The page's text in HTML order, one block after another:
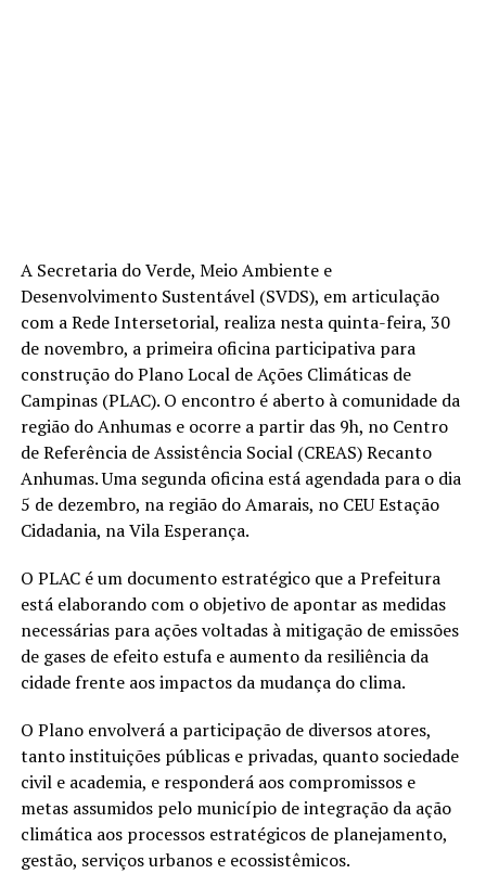
A Secretaria do Verde, Meio Ambiente e
Desenvolvimento Sustentável (SVDS), em articulação
com a Rede Intersetorial, realiza nesta quinta-feira, 30
de novembro, a primeira oficina participativa para
construção do Plano Local de Ações Climáticas de
Campinas (PLAC). O encontro é aberto à comunidade da
região do Anhumas e ocorre a partir das 9h, no Centro
de Referência de Assistência Social (CREAS) Recanto
Anhumas. Uma segunda oficina está agendada para o dia
5 de dezembro, na região do Amarais, no CEU Estação
Cidadania, na Vila Esperança.
O PLAC é um documento estratégico que a Prefeitura
está elaborando com o objetivo de apontar as medidas
necessárias para ações voltadas à mitigação de emissões
de gases de efeito estufa e aumento da resiliência da
cidade frente aos impactos da mudança do clima.
O Plano envolverá a participação de diversos atores,
tanto instituições públicas e privadas, quanto sociedade
civil e academia, e responderá aos compromissos e
metas assumidos pelo município de integração da ação
climática aos processos estratégicos de planejamento,
gestão, serviços urbanos e ecossistêmicos.